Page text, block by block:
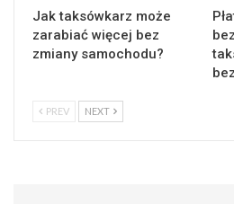
Jak taksówkarz może
zarabiać więcej bez
zmiany samochodu?
PREV NEXT